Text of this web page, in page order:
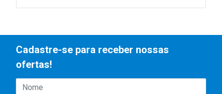
Cadastre-se para receber nossas
ofertas!